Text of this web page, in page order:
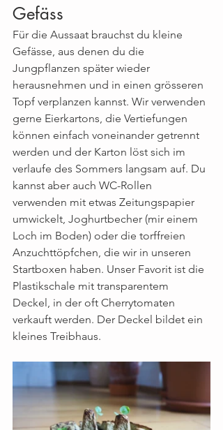
Gefäss
Für die Aussaat brauchst du kleine
Gefässe, aus denen du die
Jungpflanzen später wieder
herausnehmen und in einen grösseren
Topf verplanzen kannst. Wir verwenden
gerne Eierkartons, die Vertiefungen
können einfach voneinander getrennt
werden und der Karton löst sich im
verlaufe des Sommers langsam auf. Du
kannst aber auch WC-Rollen
verwenden mit etwas Zeitungspapier
umwickelt, Joghurtbecher (mir einem
Loch im Boden) oder die torffreien
Anzuchttöpfchen, die wir in unseren
Startboxen haben. Unser Favorit ist die
Plastikschale mit transparentem
Deckel, in der oft Cherrytomaten
verkauft werden. Der Deckel bildet ein
kleines Treibhaus.